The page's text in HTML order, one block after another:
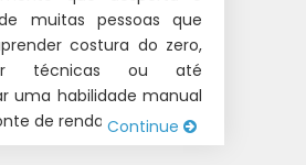
muitas pessoas que
costura do zero,
técnicas ou até
uma habilidade manual
de renda. Talvez […]
Continue